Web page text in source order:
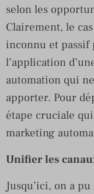
selon les
Clairement, le
inconnu et passif
l’application
automation qui
apporter. Pour
étape cruciale
marketing
Unifier les
Jusqu’ici, on a